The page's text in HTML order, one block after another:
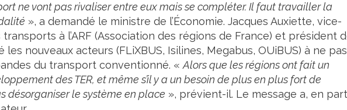
ne vont pas rivaliser entre eux mais se compléter. Il faut travailler la
», a demandé le ministre de l’Économie. Jacques Auxiette, vice-
à l’ARF (Association des régions de France) et président
nouveaux acteurs (FLiXBUS, Isilines, Megabus, OUiBUS) à ne pas
du transport conventionné. « Alors que les régions ont fait un
des TER, et même s’il y a un besoin de plus en plus fort de
désorganiser le système en place », prévient-il. Le message a, en